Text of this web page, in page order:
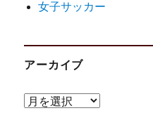
女子サッカー
アーカイブ
ア